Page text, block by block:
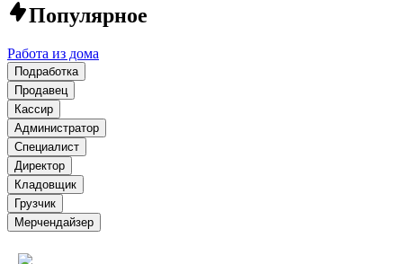
Популярное
Работа из дома
Подработка
Продавец
Кассир
Администратор
Специалист
Директор
Кладовщик
Грузчик
Мерчендайзер